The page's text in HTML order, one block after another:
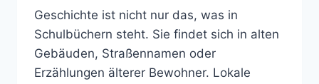
Geschichte ist nicht nur das, was in
Schulbüchern steht. Sie findet sich in alten
Gebäuden, Straßennamen oder
Erzählungen älterer Bewohner. Lokale